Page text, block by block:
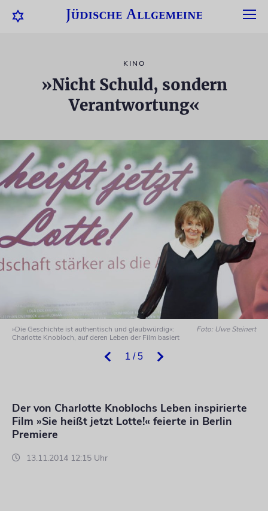
KINO
»Nicht Schuld, sondern
Verantwortung«
1 / 5
»Die Geschichte ist authentisch und glaubwürdig«:
Charlotte Knobloch, auf deren Leben der Film basiert
Foto: Uwe Steinert
Der von Charlotte Knoblochs Leben inspirierte
Film »Sie heißt jetzt Lotte!« feierte in Berlin
Premiere
13.11.2014 12:15 Uhr